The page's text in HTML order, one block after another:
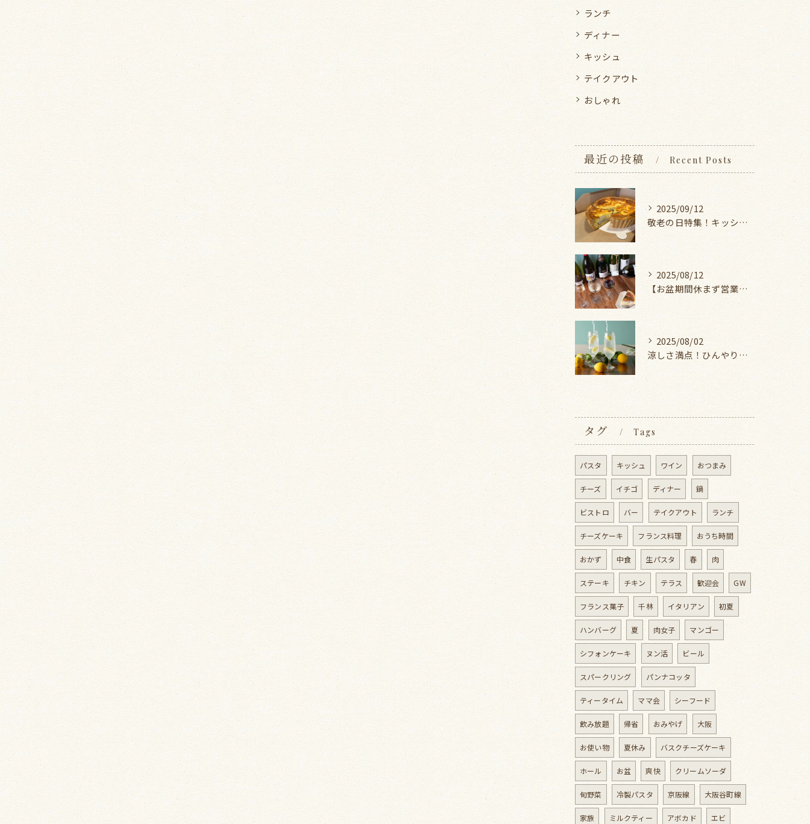
ランチ
ディナー
キッシュ
テイクアウト
おしゃれ
最近の投稿 Recent Posts
2025/09/12
敬老の日特集！キッシュとスイーツ
2025/08/12
【お盆期間休まず営業いたします】
2025/08/02
涼しさ満点！ひんやりドリンク特集
タグ Tags
パスタ キッシュ ワイン おつまみ
チーズ イチゴ ディナー 鍋
ビストロ バー テイクアウト ランチ
チーズケーキ フランス料理 おうち時間
おかず 中食 生パスタ 春 肉
ステーキ チキン テラス 歓迎会 GW
フランス菓子 千林 イタリアン 初夏
ハンバーグ 夏 肉女子 マンゴー
シフォンケーキ ヌン活 ビール
スパークリング パンナコッタ
ティータイム ママ会 シーフード
飲み放題 帰省 おみやげ 大阪
お使い物 夏休み バスクチーズケーキ
ホール お盆 爽快 クリームソーダ
旬野菜 冷製パスタ 京阪線 大阪谷町線
家族 ミルクティー アボカド エビ